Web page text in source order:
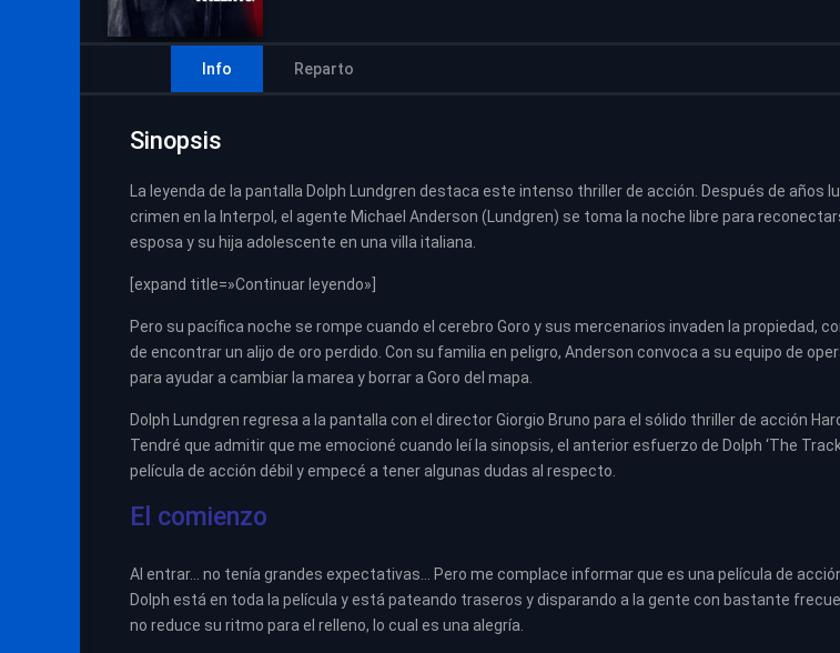
Info Reparto
Sinopsis
La leyenda de la pantalla Dolph Lundgren destaca este intenso thriller de acción. Después de años
crimen en la Interpol, el agente Michael Anderson (Lundgren) se toma la noche libre para
esposa y su hija adolescente en una villa italiana.
[expand title=»Continuar leyendo»]
Pero su pacífica noche se rompe cuando el cerebro Goro y sus mercenarios invaden la propiedad,
de encontrar un alijo de oro perdido. Con su familia en peligro, Anderson convoca a su equipo de
para ayudar a cambiar la marea y borrar a Goro del mapa.
Dolph Lundgren regresa a la pantalla con el director Giorgio Bruno para el sólido thriller de acción
Tendré que admitir que me emocioné cuando leí la sinopsis, el anterior esfuerzo de Dolph ‘The
película de acción débil y empecé a tener algunas dudas al respecto.
El comienzo
Al entrar… no tenía grandes expectativas… Pero me complace informar que es una película de
Dolph está en toda la película y está pateando traseros y disparando a la gente con bastante
no reduce su ritmo para el relleno, lo cual es una alegría.